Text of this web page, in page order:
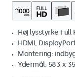
Høj lysstyrke Full
HDMI,
Montering:
Ydermål: 583 x